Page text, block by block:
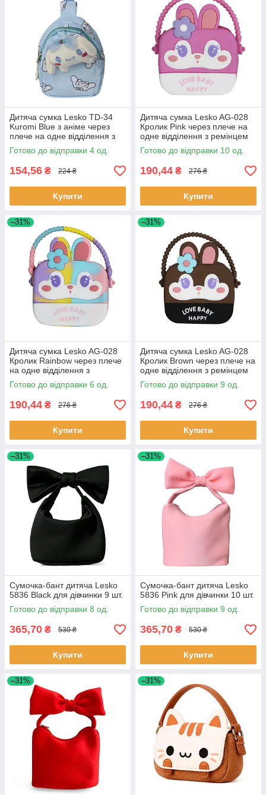
Дитяча сумка Lesko TD-34
Kuromi Blue з аніме через
плече на одне відділення з
ремінцем 4 шт.
Готово до відправки 4 од.
154,56 ₴ 224 ₴
Купити
Дитяча сумка Lesko AG-028
Кролик Pink через плече на
одне відділення з ремінцем
силіконова 10 шт.
Готово до відправки 10 од.
190,44 ₴ 276 ₴
Купити
–31%
Дитяча сумка Lesko AG-028
Кролик Rainbow через плече
на одне відділення з
ремінцем силіконова 6 шт.
Готово до відправки 6 од.
190,44 ₴ 276 ₴
Купити
–31%
Дитяча сумка Lesko AG-028
Кролик Brown через плече на
одне відділення з ремінцем
силіконова 9 шт.
Готово до відправки 9 од.
190,44 ₴ 276 ₴
Купити
–31%
Сумочка-бант дитяча Lesko
5836 Black для дівчинки 9 шт.
Готово до відправки 8 од.
365,70 ₴ 530 ₴
Купити
–31%
Сумочка-бант дитяча Lesko
5836 Pink для дівчинки 10 шт.
Готово до відправки 9 од.
365,70 ₴ 530 ₴
Купити
–31% –31%